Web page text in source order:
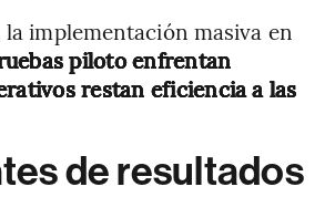
implementación masiva en
piloto enfrentan
restan eficiencia a las
de resultados